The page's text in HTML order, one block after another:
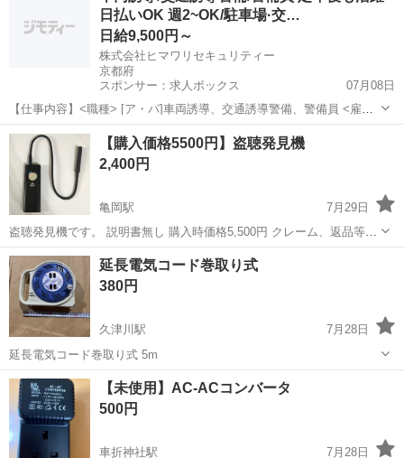
日払いOK 週2~OK/駐車場·交…
日給9,500円～
株式会社ヒマワリセキュリティー
京都府
スポンサー：求人ボックス
07月08日
【仕事内容】<職種> [ア・パ]車両誘導、交通誘導警備、警備員 <雇用
形態> アルバイト・パート <給与> [ア・パ]日給9,500円～ 交通費:一部
支給 規定あり <月収例> 日勤 週3勤務の場合 日給9,50012日月収114...
アルバイト・パート
【購入価格5500円】盗聴発見機
2,400円
亀岡駅
7月29日
盗聴発見機です。 説明書無し 購入時価格5,500円 クレーム、返品等は
受け付けていません。 迅速に対応頂けて取りに来て頂ける方限定で
す。
京都 亀岡市 亀岡駅 その他 価格
延長電気コード巻取り式
380円
久津川駅
7月28日
延長電気コード巻取り式 5m
京都 八幡市 久津川駅
【未使用】AC-ACコンバータ
500円
車折神社駅
7月28日